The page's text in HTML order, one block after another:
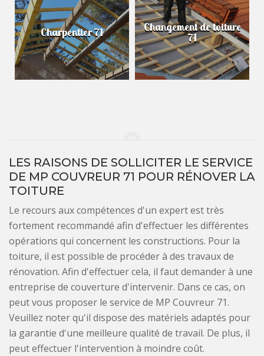
Charpentier 71 Changement de toiture
71
LES RAISONS DE SOLLICITER LE SERVICE
DE MP COUVREUR 71 POUR RÉNOVER LA
TOITURE
Le recours aux compétences d'un expert est très
fortement recommandé afin d'effectuer les différentes
opérations qui concernent les constructions. Pour la
toiture, il est possible de procéder à des travaux de
rénovation. Afin d'effectuer cela, il faut demander à une
entreprise de couverture d'intervenir. Dans ce cas, on
peut vous proposer le service de MP Couvreur 71.
Veuillez noter qu'il dispose des matériels adaptés pour
la garantie d'une meilleure qualité de travail. De plus, il
peut effectuer l'intervention à moindre coût.